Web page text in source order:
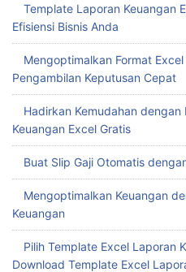
Template Laporan Keuangan
Efisiensi Bisnis Anda
Mengoptimalkan Format
Pengambilan Keputusan Cepat
Hadirkan Kemudahan
Keuangan Excel Gratis
Buat Slip Gaji Otomatis
Mengoptimalkan Keuangan
Keuangan
Pilih Template Excel Laporan
Download Template Excel